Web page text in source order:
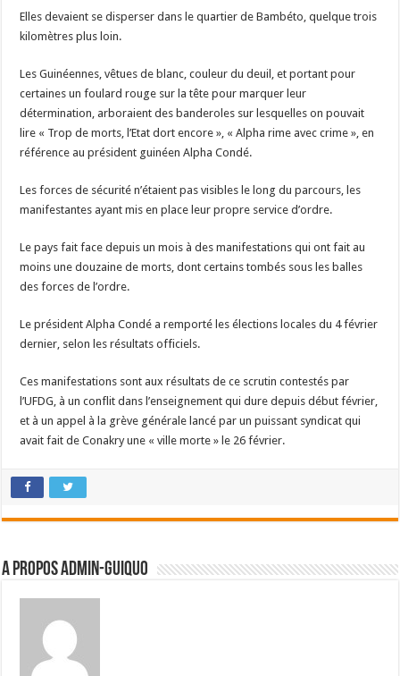
Elles devaient se disperser dans le quartier de Bambéto, quelque trois
kilomètres plus loin.
Les Guinéennes, vêtues de blanc, couleur du deuil, et portant pour
certaines un foulard rouge sur la tête pour marquer leur
détermination, arboraient des banderoles sur lesquelles on pouvait
lire « Trop de morts, l’Etat dort encore », « Alpha rime avec crime », en
référence au président guinéen Alpha Condé.
Les forces de sécurité n’étaient pas visibles le long du parcours, les
manifestantes ayant mis en place leur propre service d’ordre.
Le pays fait face depuis un mois à des manifestations qui ont fait au
moins une douzaine de morts, dont certains tombés sous les balles
des forces de l’ordre.
Le président Alpha Condé a remporté les élections locales du 4 février
dernier, selon les résultats officiels.
Ces manifestations sont aux résultats de ce scrutin contestés par
l’UFDG, à un conflit dans l’enseignement qui dure depuis début février,
et à un appel à la grève générale lancé par un puissant syndicat qui
avait fait de Conakry une « ville morte » le 26 février.
A propos admin-guiquo